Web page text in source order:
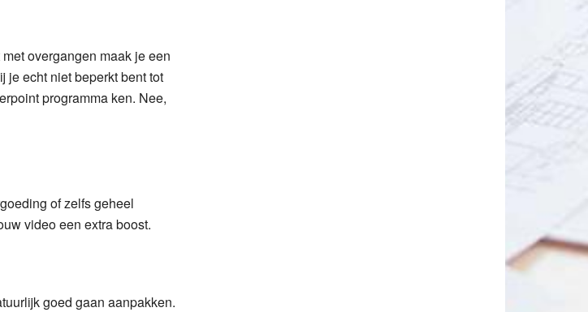
overgangen maak je een
je echt niet beperkt bent tot
programma ken. Nee,
of zelfs geheel
video een extra boost.
goed gaan aanpakken.